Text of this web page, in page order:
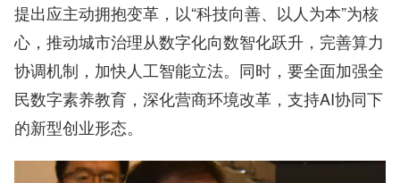
提出应主动拥抱变革，以“科技向善、以人为本”为核
心，推动城市治理从数字化向数智化跃升，完善算力
协调机制，加快人工智能立法。同时，要全面加强全
民数字素养教育，深化营商环境改革，支持AI协同下
的新型创业形态。